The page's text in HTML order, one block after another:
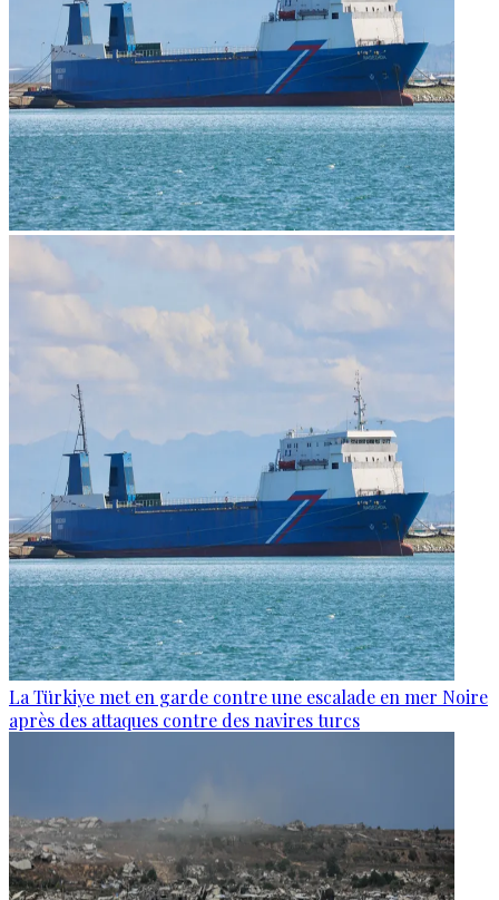
La Türkiye met en garde contre une escalade en mer Noire
après des attaques contre des navires turcs